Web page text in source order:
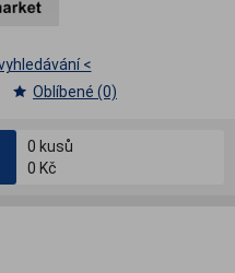
0 kusů
0 Kč
<
Oblíbené (0)